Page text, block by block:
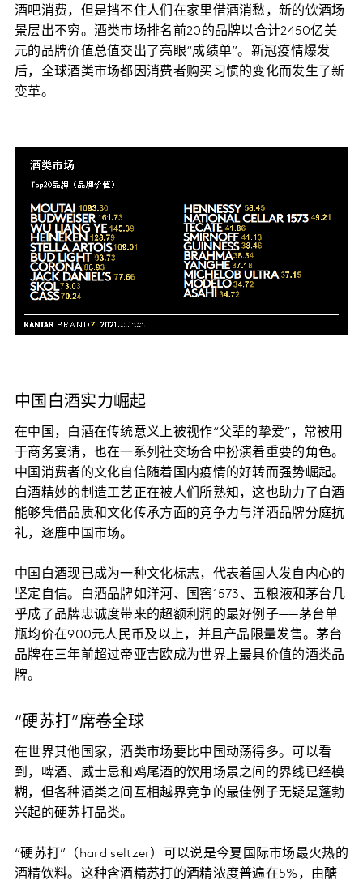
酒吧消费，但是挡不住人们在家里借酒消愁，新的饮酒场
景层出不穷。酒类市场排名前20的品牌以合计2450亿美
元的品牌价值总值交出了亮眼“成绩单”。新冠疫情爆发
后，全球酒类市场都因消费者购买习惯的变化而发生了新
变革。
中国白酒实力崛起
在中国，白酒在传统意义上被视作“父辈的挚爱”，常被用
于商务宴请，也在一系列社交场合中扮演着重要的角色。
中国消费者的文化自信随着国内疫情的好转而强势崛起。
白酒精妙的制造工艺正在被人们所熟知，这也助力了白酒
能够凭借品质和文化传承方面的竞争力与洋酒品牌分庭抗
礼，逐鹿中国市场。
中国白酒现已成为一种文化标志，代表着国人发自内心的
坚定自信。白酒品牌如洋河、国窖1573、五粮液和茅台几
乎成了品牌忠诚度带来的超额利润的最好例子——茅台单
瓶均价在900元人民币及以上，并且产品限量发售。茅台
品牌在三年前超过帝亚吉欧成为世界上最具价值的酒类品
牌。
“硬苏打”席卷全球
在世界其他国家，酒类市场要比中国动荡得多。可以看
到，啤酒、威士忌和鸡尾酒的饮用场景之间的界线已经模
糊，但各种酒类之间互相越界竞争的最佳例子无疑是蓬勃
兴起的硬苏打品类。
“硬苏打”（hard seltzer）可以说是今夏国际市场最火热的
酒精饮料。这种含酒精苏打的酒精浓度普遍在5%，由醣